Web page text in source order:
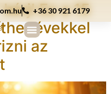
+36 30 921 6179
Ez a 15
évekkel
az